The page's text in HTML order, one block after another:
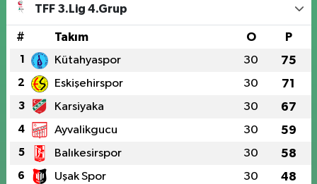
TFF 3.Lig 4.Grup
# Takım O P
1 Kütahyaspor 30 75
2 Eskişehirspor 30 71
3 Karsiyaka 30 67
4 Ayvalikgucu 30 59
5 Balıkesirspor 30 58
6 Uşak Spor 30 48